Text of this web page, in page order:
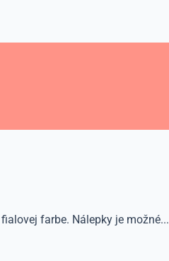
farbe. Nálepky je možné...